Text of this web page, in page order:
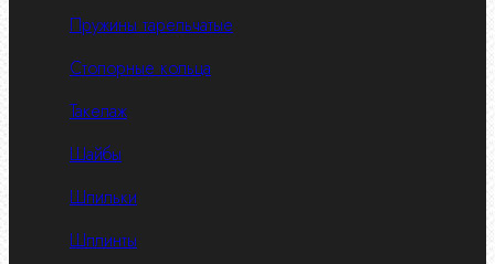
Пружины тарельчатые
Стопорные кольца
Такелаж
Шайбы
Шпильки
Шплинты